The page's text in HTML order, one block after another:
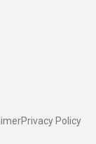
Privacy Policy